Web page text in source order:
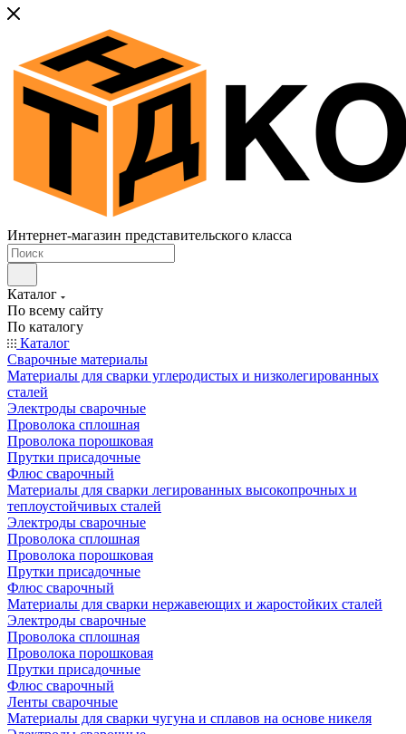
Интернет-магазин представительского класса
Каталог
По всему сайту
По каталогу
Каталог
Сварочные материалы
Материалы для сварки углеродистых и низколегированных
сталей
Электроды сварочные
Проволока сплошная
Проволока порошковая
Прутки присадочные
Флюс сварочный
Материалы для сварки легированных высокопрочных и
теплоустойчивых сталей
Электроды сварочные
Проволока сплошная
Проволока порошковая
Прутки присадочные
Флюс сварочный
Материалы для сварки нержавеющих и жаростойких сталей
Электроды сварочные
Проволока сплошная
Проволока порошковая
Прутки присадочные
Флюс сварочный
Ленты сварочные
Материалы для сварки чугуна и сплавов на основе никеля